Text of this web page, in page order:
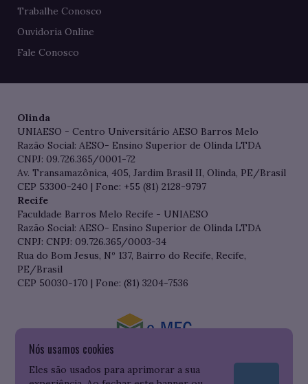
Nós usamos cookies
Eles são usados para aprimorar a sua
Trabalhe Conosco
Ouvidoria Online
Fale Conosco
Olinda
UNIAESO - Centro Universitário AESO Barros Melo
Razão Social: AESO- Ensino Superior de Olinda LTDA
CNPJ: 09.726.365/0001-72
Av. Transamazônica, 405, Jardim Brasil II, Olinda, PE/Brasil
CEP 53300-240 | Fone: +55 (81) 2128-9797
Recife
Faculdade Barros Melo Recife - UNIAESO
Razão Social: AESO- Ensino Superior de Olinda LTDA
CNPJ: CNPJ: 09.726.365/0003-34
Rua do Bom Jesus, Nº 137, Bairro do Recife, Recife,
PE/Brasil
CEP 50030-170 | Fone: (81) 3204-7536
Consulte o cadastro da Instituição no Sistema do e-MEC